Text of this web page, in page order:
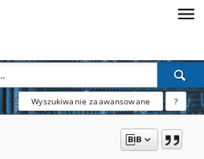
Wyszukiwanie zaawansowane ?